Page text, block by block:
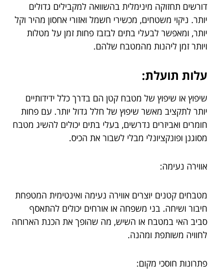
דורשים תחזוקה מינימלית בהשוואה למקבילים גדולים
יותר. ניקוי משטחים, מכשירי חשמל ואזורי אחסון מהיר וקל
יותר, ומאפשר לבעלי בתים לבזבז פחות זמן על מטלות
ויותר זמן ליהנות מהמטבח שלהם.
עלות תועלת:
שיפוץ או שיפוץ של מטבח קטן הם בדרך כלל ידידותיים
יותר לתקציב מאשר שיפוץ של חלל גדול יותר. עם פחות
חומרים ואביזרים נדרשים, בעלי בתים יכולים להשיג מטבח
מסוגנן ופונקציונלי מבלי לשבור את הכיס.
אווירה נעימה:
מטבחים קטנים יוצרים אווירה נעימה ואינטימית המטפחת
חיבור ושיחה. בני משפחה או אורחים יכולים להתאסף
סביב האי במטבח או השיש, מה שהופך את הכנת הארוחה
לחוויה משותפת ומהנה.
פתרונות חוסכי מקום: